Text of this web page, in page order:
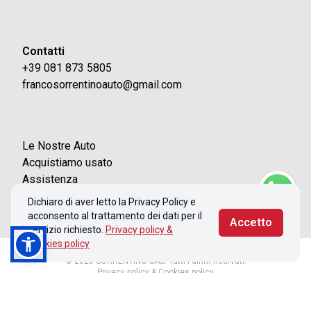
Contatti
+39 081 873 5805
francosorrentinoauto@gmail.com
Le Nostre Auto
Acquistiamo usato
Assistenza
Contatti
Dichiaro di aver letto la Privacy Policy e
acconsento al trattamento dei dati per il
servizio richiesto. Privacy policy &
Cookies policy
Accetto
© 2026 SORRENTINO SAS. Tutti i diritti riservati.
Privacy policy & Cookies policy